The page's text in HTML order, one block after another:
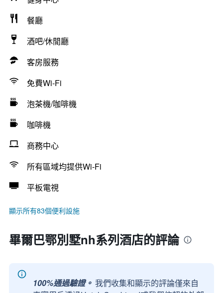
餐廳
酒吧/休閒廳
客房服務
免費Wi-Fi
泡茶機/咖啡機
咖啡機
商務中心
所有區域均提供Wi-Fi
平板電視
顯示所有83個便利設施
畢爾巴鄂別墅nh系列酒店的評論
100%通過驗證。 我們收集和顯示的評論僅來自